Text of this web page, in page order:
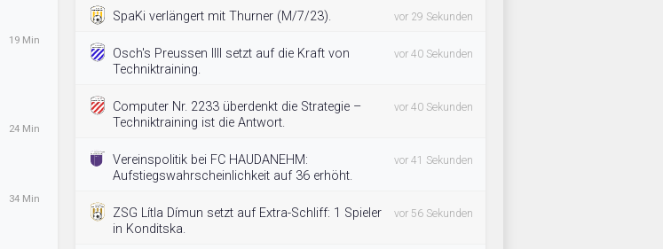
19 Min
24 Min
34 Min
SpaKi verlängert mit Thurner (M/7/23). vor 29 Sekunden
Osch's Preussen IIII setzt auf die Kraft von
Techniktraining.
vor 40 Sekunden
Computer Nr. 2233 überdenkt die Strategie –
Techniktraining ist die Antwort.
vor 40 Sekunden
Vereinspolitik bei FC HAUDANEHM:
Aufstiegswahrscheinlichkeit auf 36 erhöht.
vor 41 Sekunden
ZSG Lítla Dímun setzt auf Extra-Schliff: 1 Spieler
in Konditska.
vor 56 Sekunden